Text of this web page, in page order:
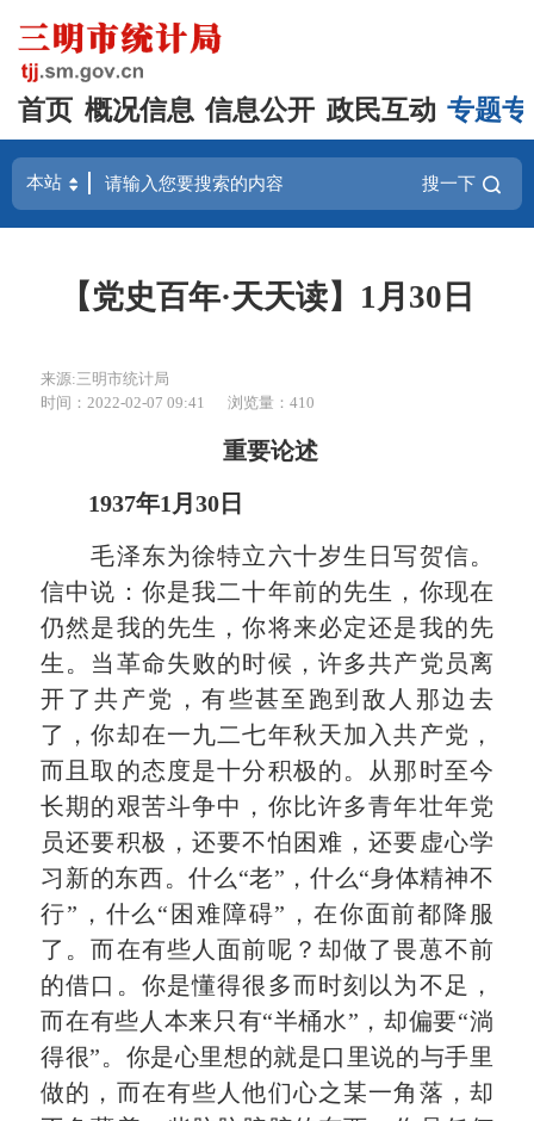
首页 概况信息 信息公开 政民互动 专题
搜一下
【党史百年·天天读】1月30日
来源:三明市统计局
时间：2022-02-07 09:41
浏览量：410
重要论述
1937年1月30日
毛泽东为徐特立六十岁生日写贺信。
信中说：你是我二十年前的先生，你现在
仍然是我的先生，你将来必定还是我的先
生。当革命失败的时候，许多共产党员离
开了共产党，有些甚至跑到敌人那边去
了，你却在一九二七年秋天加入共产党，
而且取的态度是十分积极的。从那时至今
长期的艰苦斗争中，你比许多青年壮年党
员还要积极，还要不怕困难，还要虚心学
习新的东西。什么“老”，什么“身体精神不
行”，什么“困难障碍”，在你面前都降服
了。而在有些人面前呢？却做了畏葸不前
的借口。你是懂得很多而时刻以为不足，
而在有些人本来只有“半桶水”，却偏要“淌
得很”。你是心里想的就是口里说的与手里
做的，而在有些人他们心之某一角落，却